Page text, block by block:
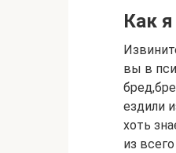
Как
вы в
ездили
хоть
из